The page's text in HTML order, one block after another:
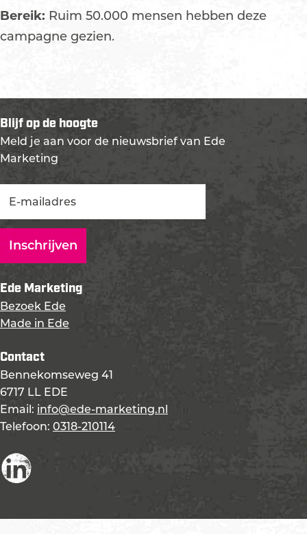
Bereik: Ruim 50.000 mensen hebben deze
campagne gezien.
Blijf op de hoogte
Meld je aan voor de nieuwsbrief van Ede
Marketing
Ede Marketing
Bezoek Ede
Made in Ede
Contact
Bennekomseweg 41
6717 LL EDE
Email: info@ede-marketing.nl
Telefoon: 0318-210114
L